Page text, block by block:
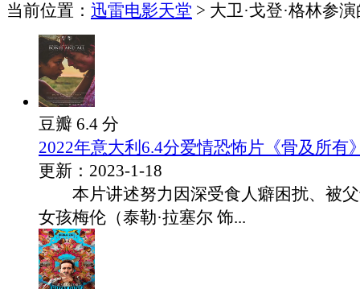
当前位置： 迅雷电影天堂 > 大卫·戈登·格林参
豆瓣 6.4 分
2022年意大利6.4分爱情恐怖片《骨及所有
更新：2023-1-18
本片讲述努力因深受食人癖困扰、被父
女孩梅伦（泰勒·拉塞尔 饰...